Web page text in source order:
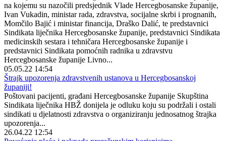
na kojemu su nazočili predsjednik Vlade Hercegbosanske županije,
Ivan Vukadin, ministar rada, zdravstva, socijalne skrbi i prognanih,
Momčilo Bajić i ministar financija, Draško Dalić, te predstavnici
Sindikata liječnika Hercegbosanske županije, predstavnici Sindikata
medicinskih sestara i tehničara Hercegbosanske županije i
predstavnici Sindikata pomoćnih radnika u zdravstvu
Hercegbosanske županije Livno...
05.05.22 14:54
Štrajk upozorenja zdravstvenih ustanova u Hercegbosanskoj
županiji!
Poštovani pacijenti, građani Hercegbosanske županije Skupština
Sindikata liječnika HBŽ donijela je odluku koju su podržali i ostali
sindikati u djelatnosti zdravstva o organiziranju jednosatnog štrajka
upozorenja...
26.04.22 12:54